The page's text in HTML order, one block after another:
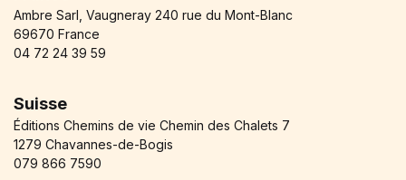
Ambre Sarl, Vaugneray 240 rue du Mont-Blanc
69670 France
04 72 24 39 59
Suisse
Éditions Chemins de vie Chemin des Chalets 7
1279 Chavannes-de-Bogis
079 866 7590